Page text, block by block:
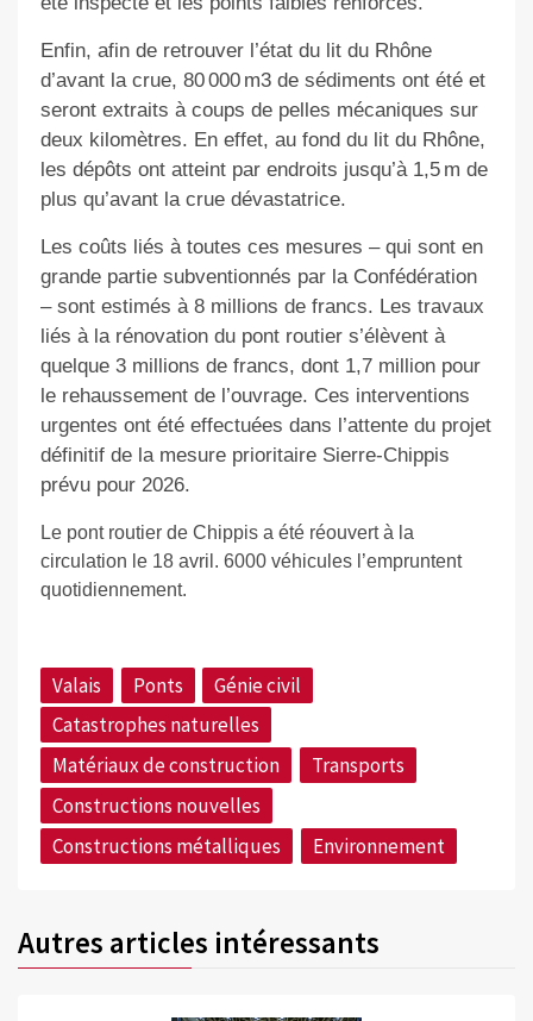
Enfin, afin de retrouver l’état du lit du Rhône
d’avant la crue, 80 000 m3 de sédiments ont été et
seront extraits à coups de pelles mécaniques sur
deux kilomètres. En effet, au fond du lit du Rhône,
les dépôts ont atteint par endroits jusqu’à 1,5 m de
plus qu’avant la crue dévastatrice.
Les coûts liés à toutes ces mesures – qui sont en
grande partie subventionnés par la Confédération
– sont estimés à 8 millions de francs. Les travaux
liés à la rénovation du pont routier s’élèvent à
quelque 3 millions de francs, dont 1,7 million pour
le rehaussement de l’ouvrage. Ces interventions
urgentes ont été effectuées dans l’attente du projet
définitif de la mesure prioritaire Sierre-Chippis
prévu pour 2026.
Le pont routier de Chippis a été réouvert à la
circulation le 18 avril. 6000 véhicules l’empruntent
quotidiennement.
Valais Ponts
Génie civil
Catastrophes naturelles
Matériaux de construction
Transports
Constructions nouvelles
Constructions métalliques
Environnement
Autres articles intéressants